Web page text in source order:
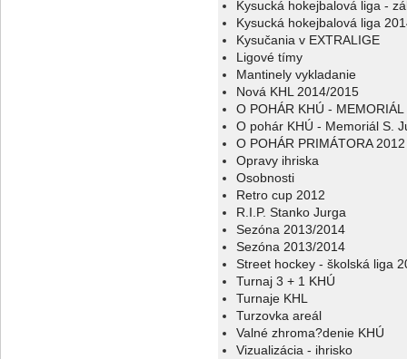
Kysucká hokejbalová liga -
Kysucká hokejbalová liga
Kysučania v EXTRALIGE
Ligové tímy
Mantinely vykladanie
Nová KHL 2014/2015
O POHÁR KHÚ - MEMORIÁL
O pohár KHÚ - Memoriál S.
O POHÁR PRIMÁTORA 2012
Opravy ihriska
Osobnosti
Retro cup 2012
R.I.P. Stanko Jurga
Sezóna 2013/2014
Sezóna 2013/2014
Street hockey - školská liga
Turnaj 3 + 1 KHÚ
Turnaje KHL
Turzovka areál
Valné zhroma?denie KHÚ
Vizualizácia - ihrisko